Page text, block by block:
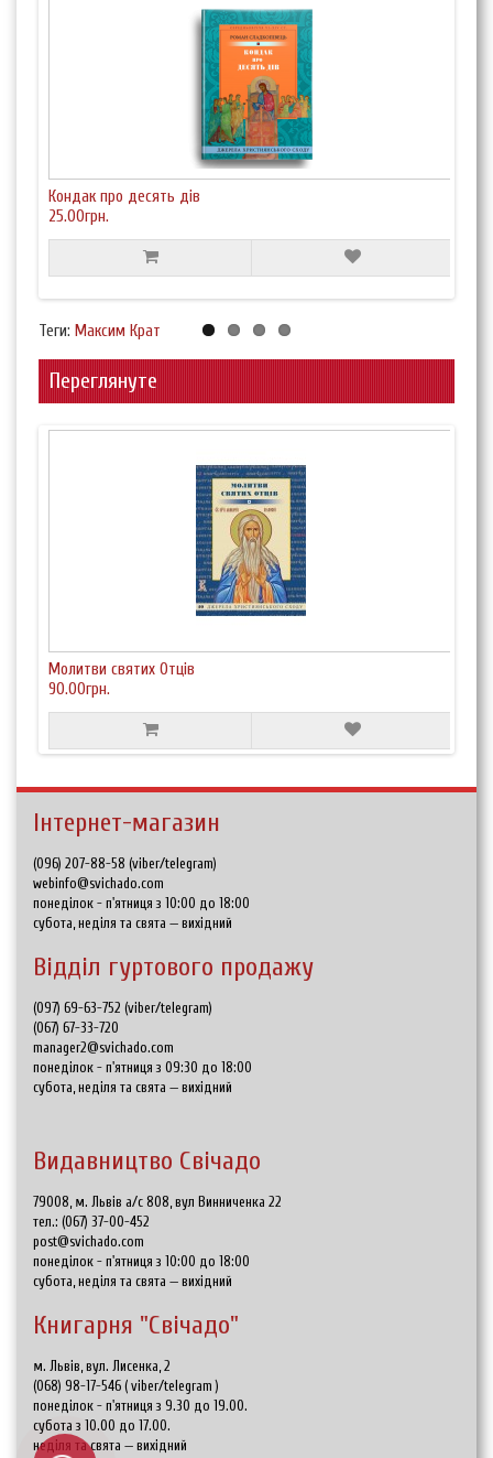
Кондак про десять дів
25.00грн.
Теги: Максим Крат
Переглянуте
Молитви святих Отців
90.00грн.
Інтернет-магазин
(096) 207-88-58 (viber/telegram)
webinfo@svichado.com
понеділок - п'ятниця з 10:00 до 18:00
субота, неділя та свята — вихідний
Відділ гуртового продажу
(097) 69-63-752 (viber/telegram)
(067) 67-33-720
manager2@svichado.com
понеділок - п'ятниця з 09:30 до 18:00
субота, неділя та свята — вихідний
Видавництво Свічадо
79008, м. Львів а/с 808, вул Винниченка 22
тел.: (067) 37-00-452
post@svichado.com
понеділок - п'ятниця з 10:00 до 18:00
субота, неділя та свята — вихідний
Книгарня "Свічадо"
м. Львів, вул. Лисенка, 2
(068) 98-17-546 ( viber/telegram)
понеділок - п'ятниця з 9.30 до 19.00.
субота з 10.00 до 17.00.
неділя та свята — вихідний